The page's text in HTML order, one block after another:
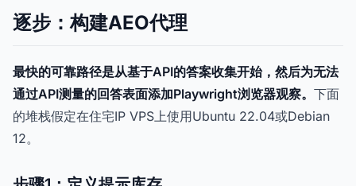
逐步：构建AEO代理
最快的可靠路径是从基于API的答案收集开始，然后为无法
通过API测量的回答表面添加Playwright浏览器观察。 下面
的堆栈假定在住宅IP VPS上使用Ubuntu 22.04或Debian
12。